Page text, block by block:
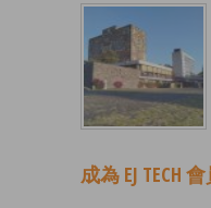
成為 EJ TECH